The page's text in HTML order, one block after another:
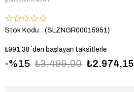
Stok Kodu (SLZNGR00015951)
₺991,38 `den başlayan taksitlerle
15 ₺3.499,00 ₺2.974,15